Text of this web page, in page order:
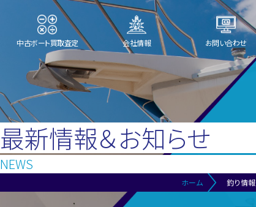
中古ボート買取査定 会社情報 お問い合わせ
最新情報＆お知らせ
NEWS
ホーム 釣り情報